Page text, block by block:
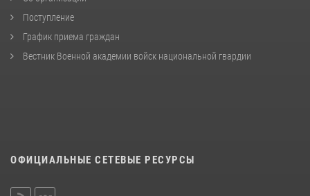
Поступление
График приема граждан
Вестник Военной академии войск национальной гвардии
ОФИЦИАЛЬНЫЕ СЕТЕВЫЕ РЕСУРСЫ